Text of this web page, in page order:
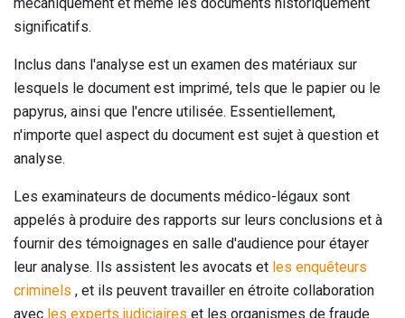
significatifs.
Inclus dans l'analyse est un examen des matériaux sur
lesquels le document est imprimé, tels que le papier ou le
papyrus, ainsi que l'encre utilisée. Essentiellement,
n'importe quel aspect du document est sujet à question et
analyse.
Les examinateurs de documents médico-légaux sont
appelés à produire des rapports sur leurs conclusions et à
fournir des témoignages en salle d'audience pour étayer
leur analyse. Ils assistent les avocats et les enquêteurs
criminels , et ils peuvent travailler en étroite collaboration
avec les experts judiciaires et les organismes de fraude